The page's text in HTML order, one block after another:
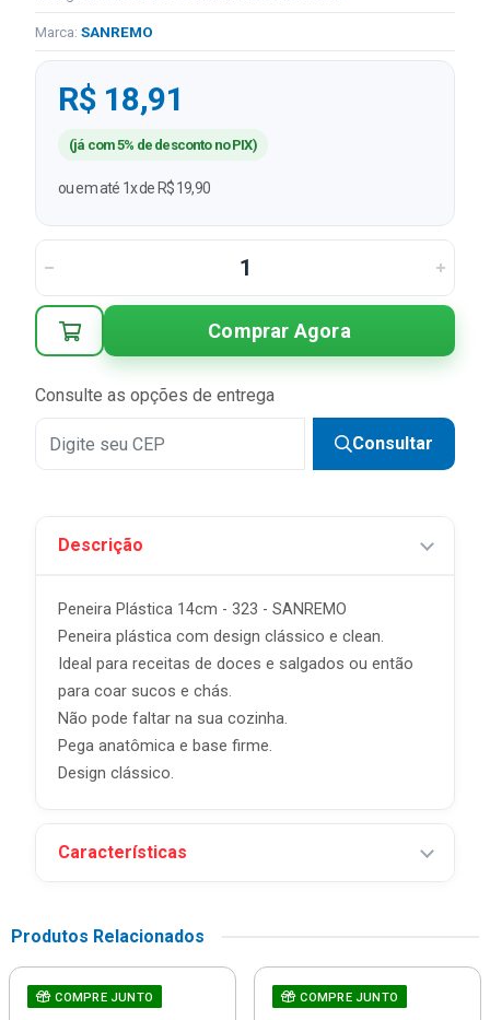
Marca: SANREMO
R$ 18,91
(já com 5% de desconto no PIX)
ou em até 1x de R$ 19,90
Comprar Agora
Consulte as opções de entrega
Consultar
Descrição
Peneira Plástica 14cm - 323 - SANREMO
Peneira plástica com design clássico e clean.
Ideal para receitas de doces e salgados ou então
para coar sucos e chás.
Não pode faltar na sua cozinha.
Pega anatômica e base firme.
Design clássico.
Características
Produtos Relacionados
COMPRE JUNTO COMPRE JUNTO